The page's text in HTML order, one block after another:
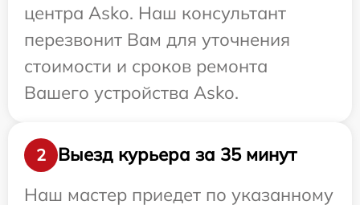
центра Asko. Наш консультант
перезвонит Вам для уточнения
стоимости и сроков ремонта
Вашего устройства Asko.
2
Выезд курьера за 35 минут
Наш мастер приедет по указанному